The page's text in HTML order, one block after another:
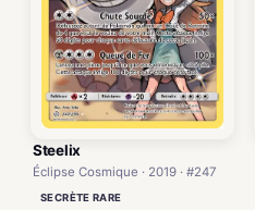
Steelix
Éclipse Cosmique · 2019 · #247
SECRÈTE RARE